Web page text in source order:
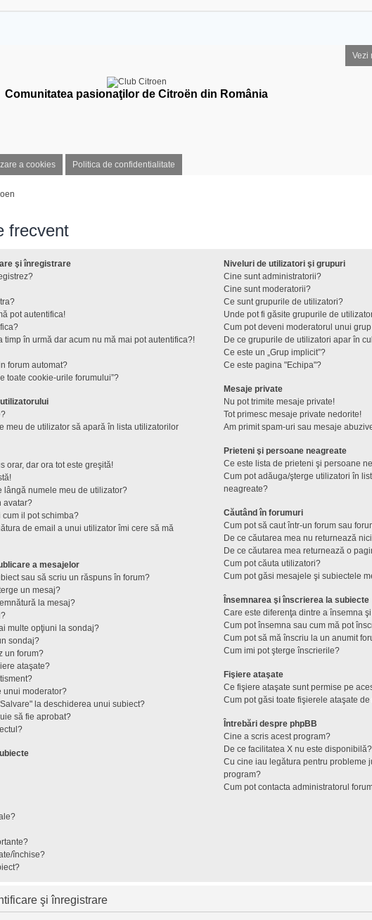
Vezi
a cookies Politica de confidentialitate
Comunitatea pasionaţilor de Citroën din România
frecvent
şi înregistrare
pot autentifica!
timp în urmă dar acum nu mă mai pot autentifica?!
forum automat?
toate cookie-urile forumului”?
meu de utilizator să apară în lista utilizatorilor
orar, dar ora tot este greşită!
lângă numele meu de utilizator?
avatar?
il pot schimba?
de email a unui utilizator îmi cere să mă
a mesajelor
sau să scriu un răspuns în forum?
un mesaj?
la mesaj?
multe opţiuni la sondaj?
sondaj?
un forum?
ataşate?
unui moderator?
la deschiderea unui subiect?
să fie aprobat?
închise?
Niveluri de utilizatori şi grupuri
Cine sunt administratorii?
Cine sunt moderatorii?
Ce sunt grupurile de utilizatori?
Unde pot fi găsite grupurile de
Cum pot deveni moderatorul unui
De ce grupurile de utilizatori apar în
Ce este un „Grup implicit”?
Ce este pagina "Echipa"?
Mesaje private
Nu pot trimite mesaje private!
Tot primesc mesaje private nedorite!
Am primit spam-uri sau mesaje
Prieteni şi persoane neagreate
Ce este lista de prieteni şi persoane
Cum pot adăuga/şterge utilizatori în
neagreate?
Căutând în forumuri
Cum pot să caut într-un forum sau
De ce căutarea mea nu returnează
De ce căutarea mea returnează o
Cum pot căuta utilizatori?
Cum pot găsi mesajele şi subiectele
Însemnarea şi înscrierea la subiecte
Care este diferenţa dintre a însemna
Cum pot însemna sau cum mă pot
Cum pot să mă înscriu la un anumit
Cum imi pot şterge înscrierile?
Fişiere ataşate
Ce fişiere ataşate sunt permise pe
Cum pot găsi toate fişierele ataşate de
Întrebări despre phpBB
Cine a scris acest program?
De ce facilitatea X nu este disponibilă?
Cu cine iau legătura pentru probleme
program?
Cum pot contacta administratorul
şi înregistrare